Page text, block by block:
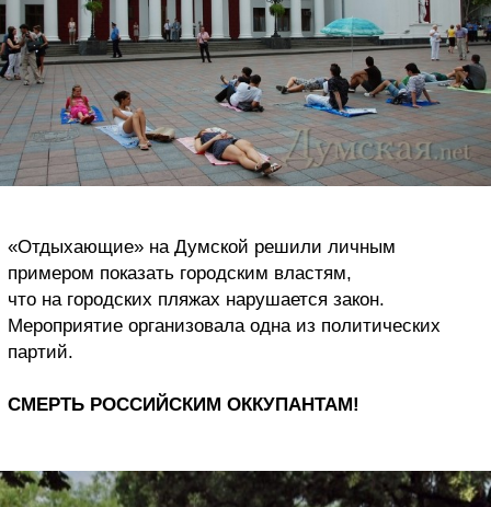
«Отдыхающие» на Думской решили личным
примером показать городским властям,
что на городских пляжах нарушается закон.
Мероприятие организовала одна из политических
партий.
СМЕРТЬ РОССИЙСКИМ ОККУПАНТАМ!